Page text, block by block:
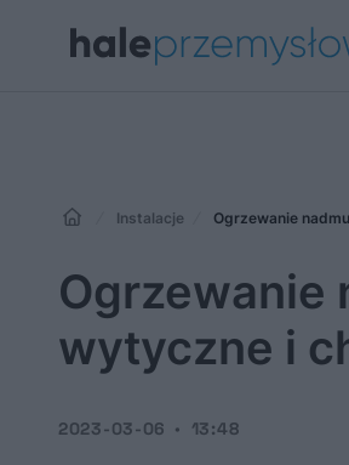
Instalacje Ogrzewanie
Ogrzewanie
wytyczne i
2023-03-06 13:48